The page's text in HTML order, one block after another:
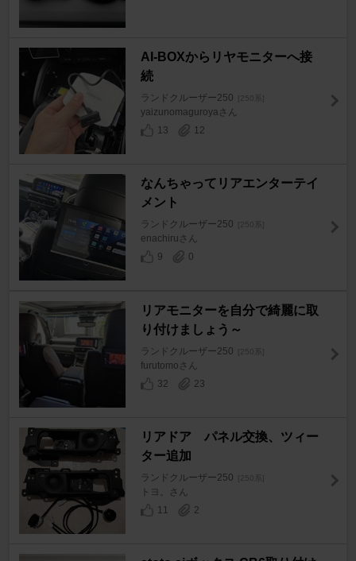
AI-BOXからリヤモニターへ接
続
ランドクルーザー250 [250系]
yaizunomaguroyaさん
13
12
なんちゃってリアエンターテイ
メント
ランドクルーザー250 [250系]
enachiruさん
9
0
リアモニターを自分で綺麗に取
り付けましょう～
ランドクルーザー250 [250系]
furutomoさん
32
23
リアドア パネル交換、ツィー
ター追加
ランドクルーザー250 [250系]
トヨ。さん
11
2